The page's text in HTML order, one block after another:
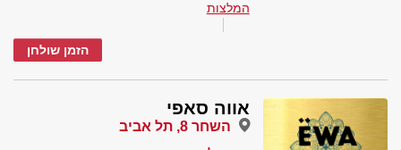
המלצות
הזמן שולחן
אווה סאפי
השחר 8, תל אביב